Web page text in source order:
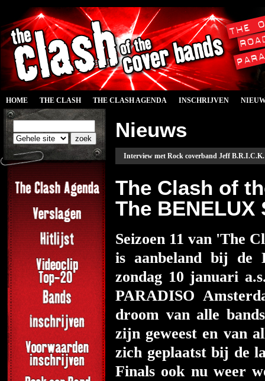
HOME THE CLASH THE CLASH AGENDA INSCHRIJVEN
Nieuws
Interview met Rock coverband Jeff
The Clash of
The BENELUX
Seizoen 11 van 'The
is aanbeland bij de
zondag 10 januari
PARADISO
droom van alle
zijn geweest en van
zich geplaatst bij de
Finals ook nu weer